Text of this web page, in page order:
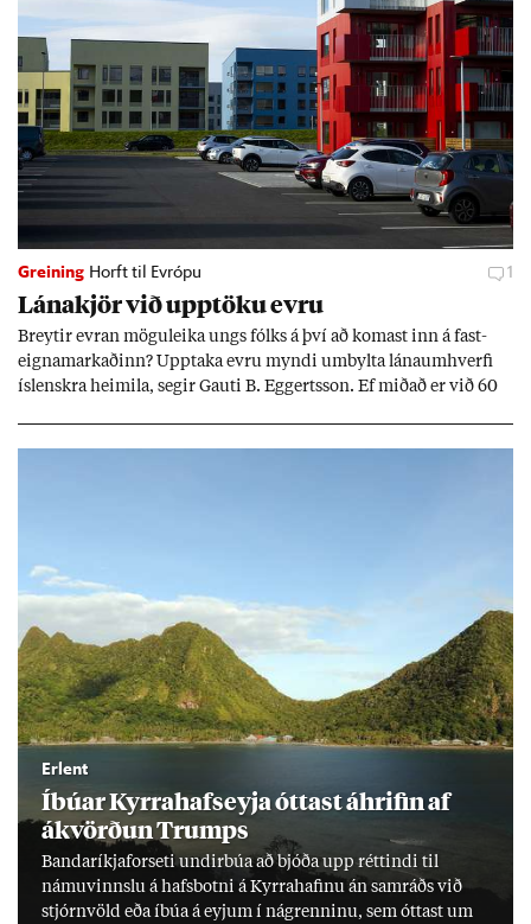
Greining Horft til Evrópu 1
Lána­kjör við upp­töku evru
Breyt­ir evr­an mögu­leika ungs fólks á því að kom­ast inn á fast­
eigna­mark­að­inn? Upp­taka evru myndi um­bylta lánaum­hverfi
ís­lenskra heim­ila, seg­ir Gauti B. Eggerts­son. Ef mið­að er við 60
Erlent
Íbú­ar Kyrra­hafs­eyja ótt­ast áhrif­in af
ákvörð­un Trumps
Banda­ríkja­for­seti und­ir­búa að bjóða upp rétt­indi til
námu­vinnslu á hafs­botni á Kyrra­haf­inu án sam­ráðs við
stjórn­völd eða íbúa á eyj­um í ná­grenn­inu, sem ótt­ast um